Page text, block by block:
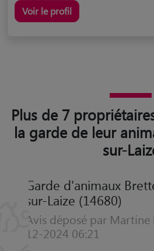
Voir le profil
Plus de 7
la garde de leur
sur-
Garde
sur-Laize (14680)
Avis déposé par
08-2024 01:59